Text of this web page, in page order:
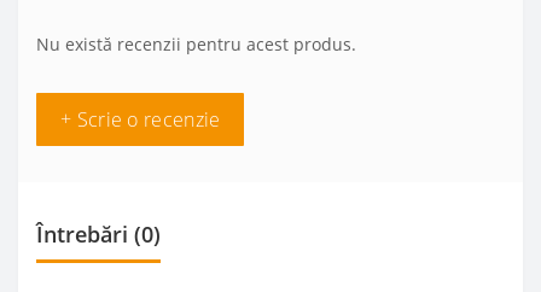
Nu există recenzii pentru acest produs.
+ Scrie o recenzie
Întrebări (0)